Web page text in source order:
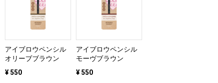
アイブロウペンシル
オリーブブラウン
¥ 550
アイブロウペンシル
モーヴブラウン
¥ 550